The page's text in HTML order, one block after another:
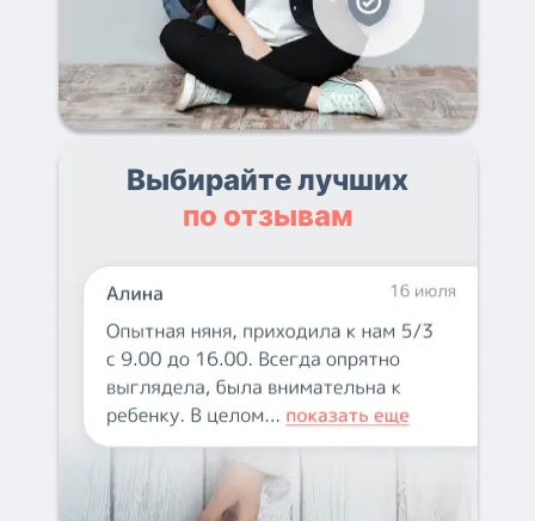
Выбирайте лучших
по отзывам